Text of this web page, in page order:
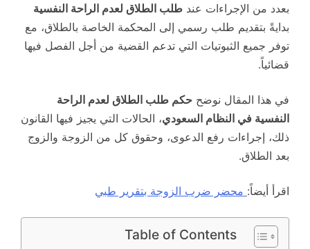
بعدد من الإجراءات عند طلب الطلاق لعدم الراحة النفسية
بدايةً بتقديم طلب رسمي إلى المحكمة الخاصة بالطلاق، مع
توفر جميع الثبوتيات التي تدعم القضية من أجل الفصل فيها
قضائياً.
في هذا المقال نوضح حكم طلب الطلاق لعدم الراحة
النفسية في النظام السعودي، الحالات التي يجيز فيها القانون
ذلك، إجراءات رفع الدعوى، وحقوق كل من الزوجة والزوج
بعد الطلاق.
اقرأ أيضاً: محضر ضرب الزوجة بتقرير طبي
Table of Contents